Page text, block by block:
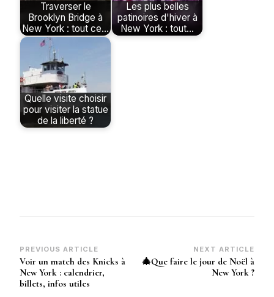
Traverser le
Brooklyn Bridge à
New York : tout ce…
Les plus belles
patinoires d'hiver à
New York : tout…
Quelle visite choisir
pour visiter la statue
de la liberté ?
Post
Navigation
PREVIOUS ARTICLE
Voir un match des Knicks à
New York : calendrier,
billets, infos utiles
NEXT ARTICLE
🎄Que faire le jour de Noël à
New York ?